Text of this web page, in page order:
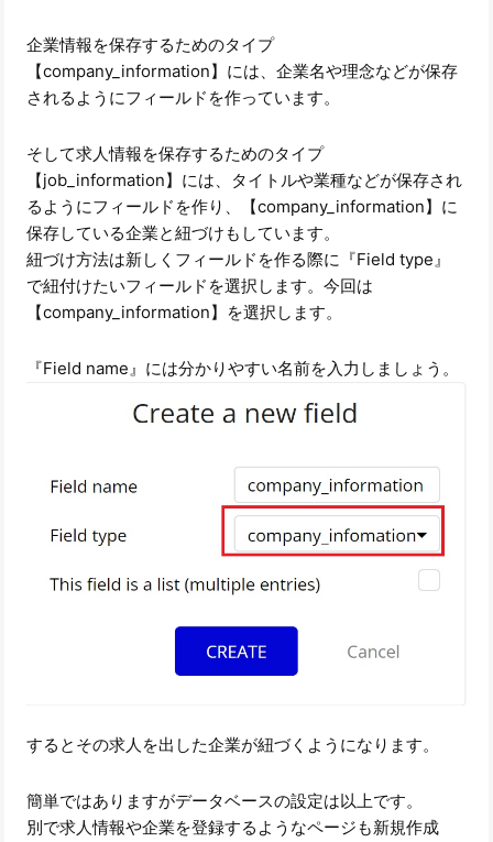
企業情報を保存するためのタイプ
【company_information】には、企業名や理念などが保存
されるようにフィールドを作っています。
そして求人情報を保存するためのタイプ
【job_information】には、タイトルや業種などが保存され
るようにフィールドを作り、【company_information】に
保存している企業と紐づけもしています。
紐づけ方法は新しくフィールドを作る際に『Field type』
で紐付けたいフィールドを選択します。今回は
【company_information】を選択します。
『Field name』には分かりやすい名前を入力しましょう。
するとその求人を出した企業が紐づくようになります。
簡単ではありますがデータベースの設定は以上です。
別で求人情報や企業を登録するようなページも新規作成